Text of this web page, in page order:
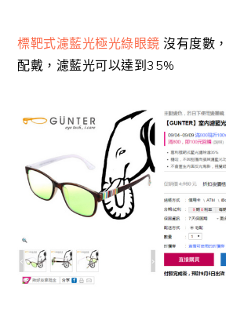
標靶式濾藍光極光綠眼鏡 沒有度數
配戴，濾藍光可以達到35%